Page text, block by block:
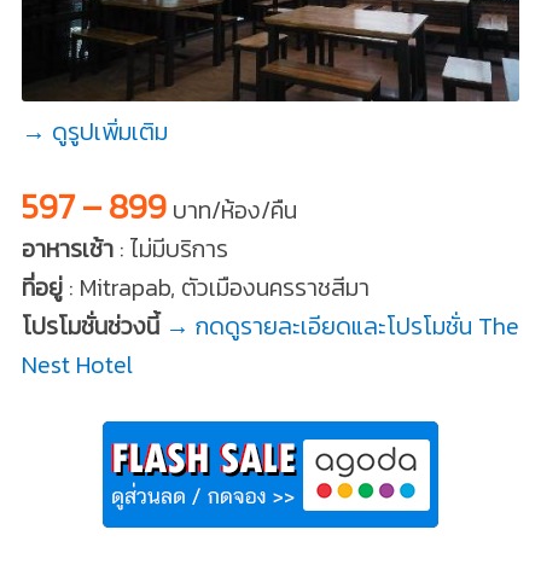
→ ดูรูปเพิ่มเติม
597 – 899บาท/ห้อง/คืน
อาหารเช้า: ไม่มีบริการ
ที่อยู่: Mitrapab, ตัวเมืองนครราชสีมา
โปรโมชั่นช่วงนี้ → กดดูรายละเอียดและโปรโมชั่น The
Nest Hotel